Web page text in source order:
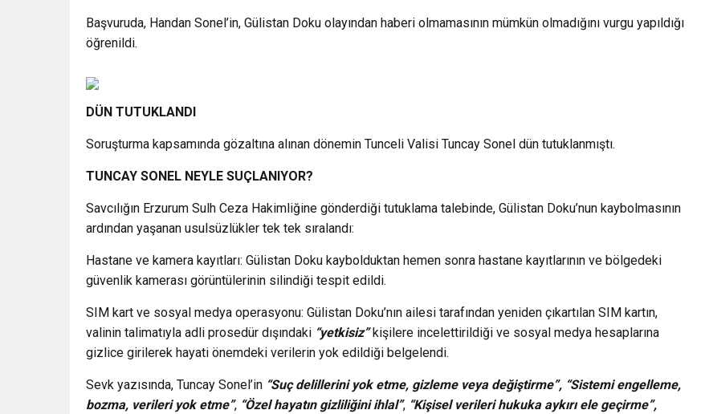
Başvuruda, Handan Sonel’in, Gülistan Doku olayından haberi olmamasının mümkün olmadığını vurgu yapıldığı
öğrenildi.
DÜN TUTUKLANDI
Soruşturma kapsamında gözaltına alınan dönemin Tunceli Valisi Tuncay Sonel dün tutuklanmıştı.
TUNCAY SONEL NEYLE SUÇLANIYOR?
Savcılığın Erzurum Sulh Ceza Hakimliğine gönderdiği tutuklama talebinde, Gülistan Doku’nun kaybolmasının
ardından yaşanan usulsüzlükler tek tek sıralandı:
Hastane ve kamera kayıtları: Gülistan Doku kaybolduktan hemen sonra hastane kayıtlarının ve bölgedeki
güvenlik kamerası görüntülerinin silindiği tespit edildi.
SIM kart ve sosyal medya operasyonu: Gülistan Doku’nın ailesi tarafından yeniden çıkartılan SIM kartın,
valinin talimatıyla adli prosedür dışındaki “yetkisiz”kişilere incelettirildiği ve sosyal medya hesaplarına
gizlice girilerek hayati önemdeki verilerin yok edildiği belgelendi.
Sevk yazısında, Tuncay Sonel’in “Suç delillerini yok etme, gizleme veya değiştirme”, “Sistemi engelleme,
bozma, verileri yok etme”, “Özel hayatın gizliliğini ihlal”, “Kişisel verileri hukuka aykırı ele geçirme”,